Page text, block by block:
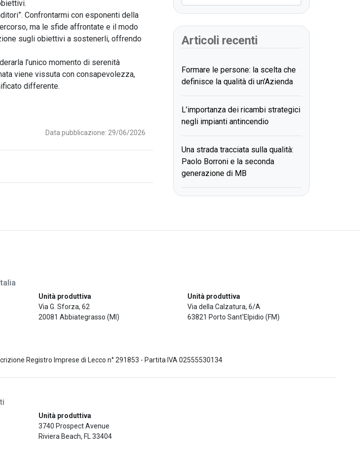
Confrontarmi con esponenti della
ma le sfide affrontate e il modo
sugli obiettivi a sostenerli, offrendo
l’unico momento di serenità
viene vissuta con consapevolezza,
differente.
Data pubblicazione: 29/06/2026
Articoli recenti
Formare le persone: la scelta che
definisce la qualità di un'Azienda
L’importanza dei ricambi strategici
negli impianti antincendio
Una strada tracciata sulla qualità:
Paolo Borroni e la seconda
generazione di MB
Unità produttiva
Via G. Sforza, 62
20081 Abbiategrasso (MI)
Unità produttiva
Via della Calzatura, 6/A
63821 Porto Sant'Elpidio (FM)
Registro Imprese di Lecco n° 291853 - Partita IVA 02555530134
Unità produttiva
3740 Prospect Avenue
Riviera Beach, FL 33404